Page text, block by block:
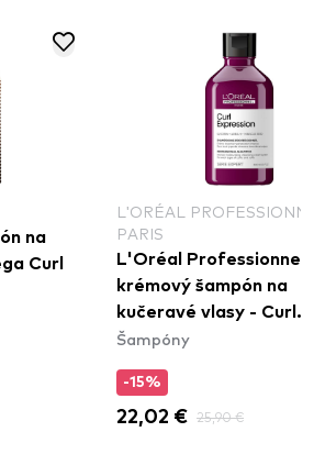
na
Curl
L'ORÉAL
PARIS
L'Oréal Professionnel
krémový šampón na
kučeravé vlasy - Curl
Expression Intense
Cream Shampoo
Šampóny
-15%
22,02 € 25,90 €